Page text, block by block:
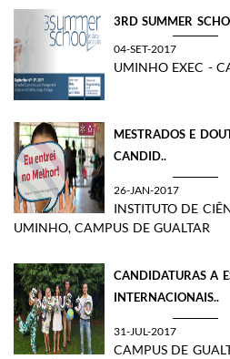
​3RD SUMMER
04-SET-2017
UMINHO EXEC -
MESTRADOS E
CANDID..
26-JAN-2017
INSTITUTO DE
UMINHO, CAMPUS DE GUALTAR
CANDIDATURAS A
INTERNACIONAIS..
31-JUL-2017
CAMPUS DE